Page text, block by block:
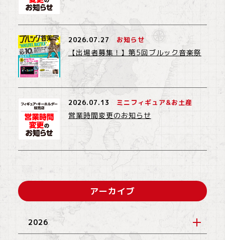
2026.07.27 お知らせ
【出場者募集！】第5回ブルック音楽祭
2026.07.13 ミニフィギュア&お土産
営業時間変更のお知らせ
アーカイブ
2026